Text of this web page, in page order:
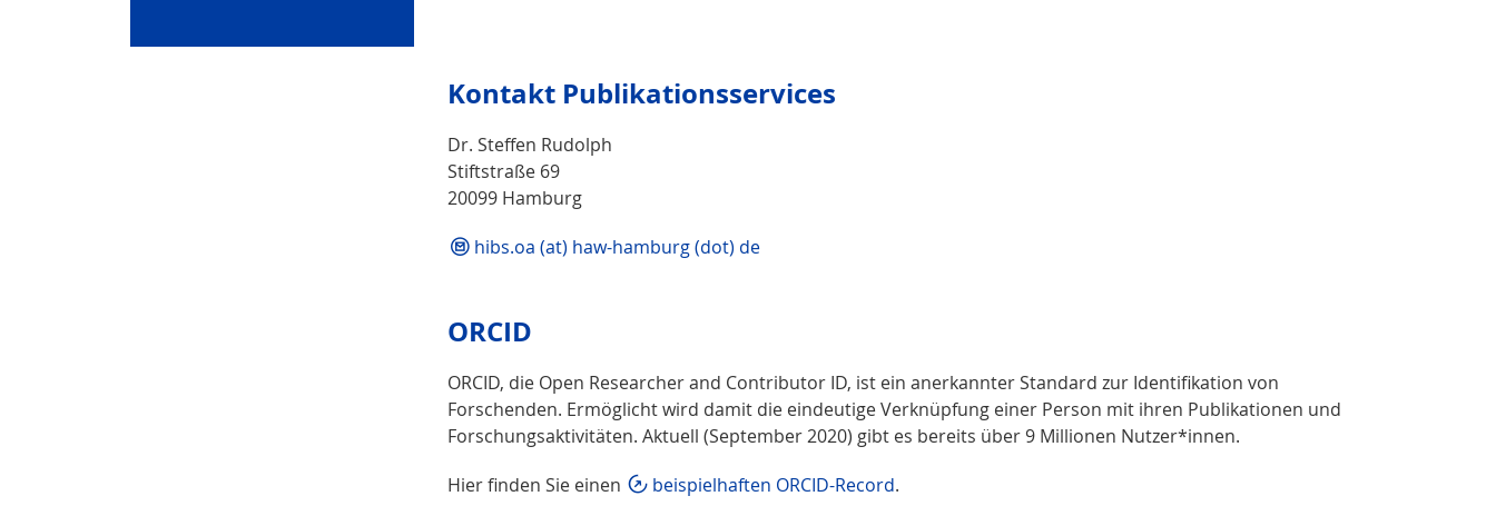
Kontakt Publikationsservices
Dr. Steffen Rudolph
Stiftstraße 69
20099 Hamburg
hibs.oa (at) haw-hamburg (dot) de
ORCID
ORCID, die Open Researcher and Contributor ID, ist ein anerkannter Standard zur Identifikation von
Forschenden. Ermöglicht wird damit die eindeutige Verknüpfung einer Person mit ihren Publikationen und
Forschungsaktivitäten. Aktuell (September 2020) gibt es bereits über 9 Millionen Nutzer*innen.
Hier finden Sie einen
beispielhaften ORCID-Record.